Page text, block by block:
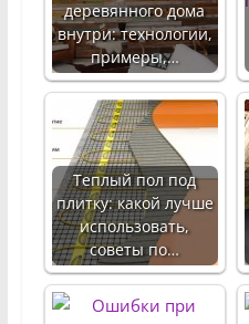
деревянного дома
внутри: технологии,
примеры,…
Теплый пол под
плитку: какой лучше
использовать,
советы по…